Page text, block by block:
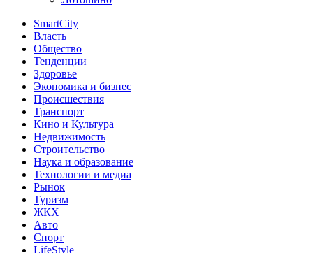
SmartCity
Власть
Общество
Тенденции
Здоровье
Экономика и бизнес
Происшествия
Транспорт
Кино и Культура
Недвижимость
Строительство
Наука и образование
Технологии и медиа
Рынок
Туризм
ЖКХ
Авто
Спорт
LifeStyle